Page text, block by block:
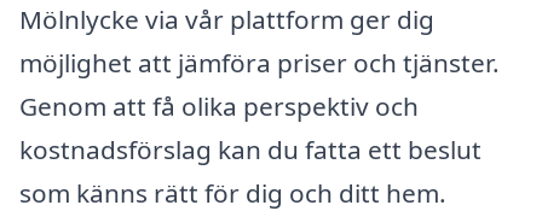
Mölnlycke via vår plattform ger dig
möjlighet att jämföra priser och tjänster.
Genom att få olika perspektiv och
kostnadsförslag kan du fatta ett beslut
som känns rätt för dig och ditt hem.